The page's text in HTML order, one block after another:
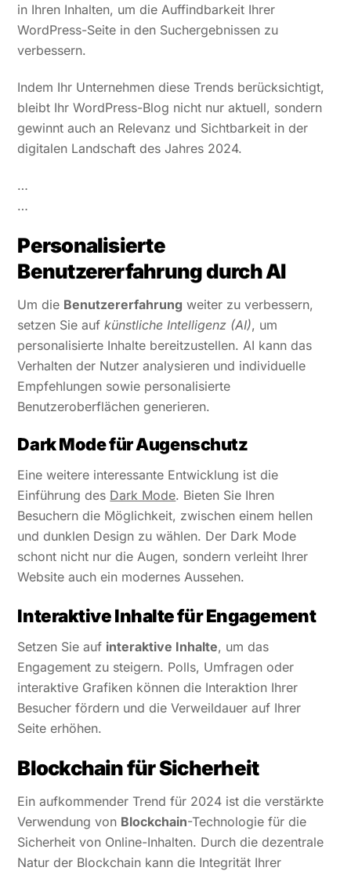
in Ihren Inhalten, um die Auffindbarkeit Ihrer
WordPress-Seite in den Suchergebnissen zu
verbessern.
Indem Ihr Unternehmen diese Trends berücksichtigt,
bleibt Ihr WordPress-Blog nicht nur aktuell, sondern
gewinnt auch an Relevanz und Sichtbarkeit in der
digitalen Landschaft des Jahres 2024.
…
…
Personalisierte
Benutzererfahrung durch AI
Um die Benutzererfahrung weiter zu verbessern,
setzen Sie aufkünstliche Intelligenz (AI), um
personalisierte Inhalte bereitzustellen. AI kann das
Verhalten der Nutzer analysieren und individuelle
Empfehlungen sowie personalisierte
Benutzeroberflächen generieren.
Dark Mode für Augenschutz
Eine weitere interessante Entwicklung ist die
Einführung des Dark Mode. Bieten Sie Ihren
Besuchern die Möglichkeit, zwischen einem hellen
und dunklen Design zu wählen. Der Dark Mode
schont nicht nur die Augen, sondern verleiht Ihrer
Website auch ein modernes Aussehen.
Interaktive Inhalte für Engagement
Setzen Sie auf interaktive Inhalte, um das
Engagement zu steigern. Polls, Umfragen oder
interaktive Grafiken können die Interaktion Ihrer
Besucher fördern und die Verweildauer auf Ihrer
Seite erhöhen.
Blockchain für Sicherheit
Ein aufkommender Trend für 2024 ist die verstärkte
Verwendung von Blockchain-Technologie für die
Sicherheit von Online-Inhalten. Durch die dezentrale
Natur der Blockchain kann die Integrität Ihrer